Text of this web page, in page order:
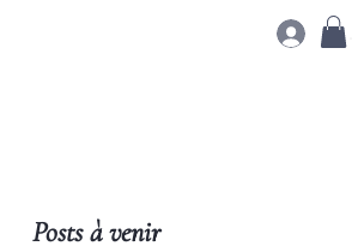
Posts à venir